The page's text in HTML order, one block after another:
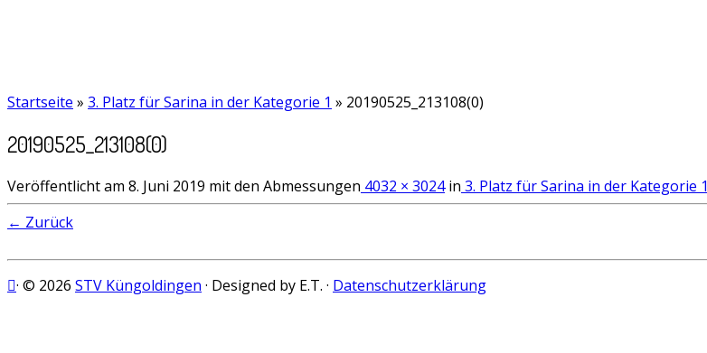
Startseite » 3. Platz für Sarina in der Kategorie 1 » 20190525_213108(0)
20190525_213108(0)
Veröffentlicht am 8. Juni 2019 mit den Abmessungen 4032 × 3024in 3. Platz für Sarina in der Kategorie 1
← Zurück
· © 2026 STV Küngoldingen · Designed by E.T. · Datenschutzerklärung